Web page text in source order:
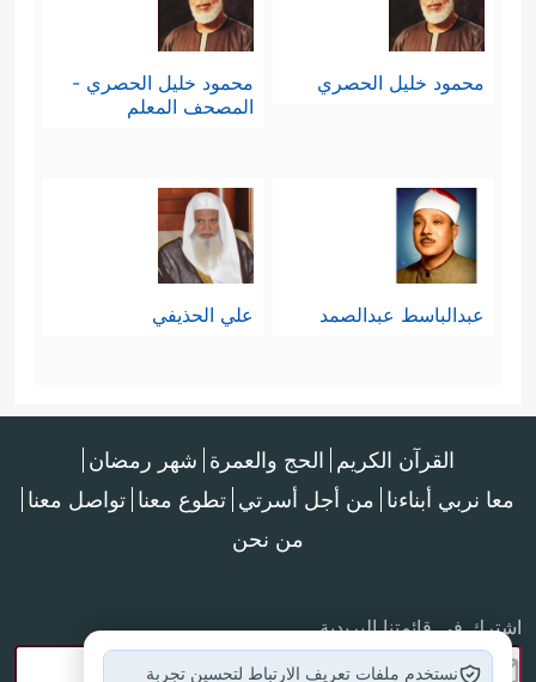
محمود خليل الحصري
محمود خليل الحصري -
المصحف المعلم
عبدالباسط عبدالصمد علي الحذيفي
القرآن الكريم الحج والعمرة شهر رمضان
معا نربي أبناءنا من أجل أسرتي تطوع معنا تواصل معنا
من نحن
اشترك في قائمتنا البريدية
نستخدم ملفات تعريف الارتباط لتحسين تجربة